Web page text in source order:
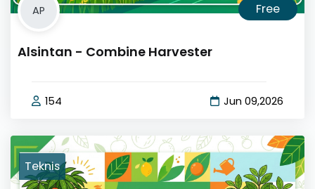
AP Free
Alsintan - Combine Harvester
154 Jun 09,2026
Teknis